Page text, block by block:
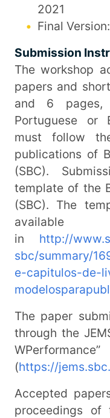
2021
Final
Submission
The workshop
papers and
and 6 pages,
Portuguese or
must follow
publications of
(SBC).
template of the
(SBC). The
available
in http://
sbc/summary/
e-capitulos-de-
The paper
through the
WPerformance”
(https://
Accepted
proceedings